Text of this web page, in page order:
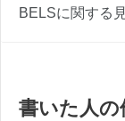
BELSに関する
書いた人の